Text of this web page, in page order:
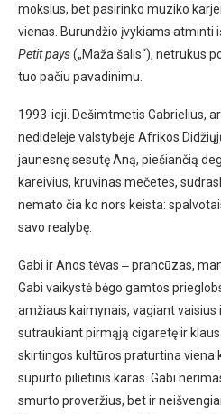
mokslus, bet pasirinko muziko
vienas. Burundžio įvykiams atminti
Petit pays(„Maža šalis“), netrukus
tuo pačiu pavadinimu.
1993-ieji. Dešimtmetis Gabrielius,
nedidelėje valstybėje Afrikos
jaunesnę sesutę Aną, piešiančią
kareivius, kruvinas mečetes,
nemato čia ko nors keista:
savo realybę.
Gabi ir Anos tėvas ‒ prancūzas,
Gabi vaikystė bėgo gamtos
amžiaus kaimynais, vagiant
sutraukiant pirmąją cigaretę ir
skirtingos kultūros praturtina viena
supurto pilietinis karas. Gabi
smurto proveržius, bet ir